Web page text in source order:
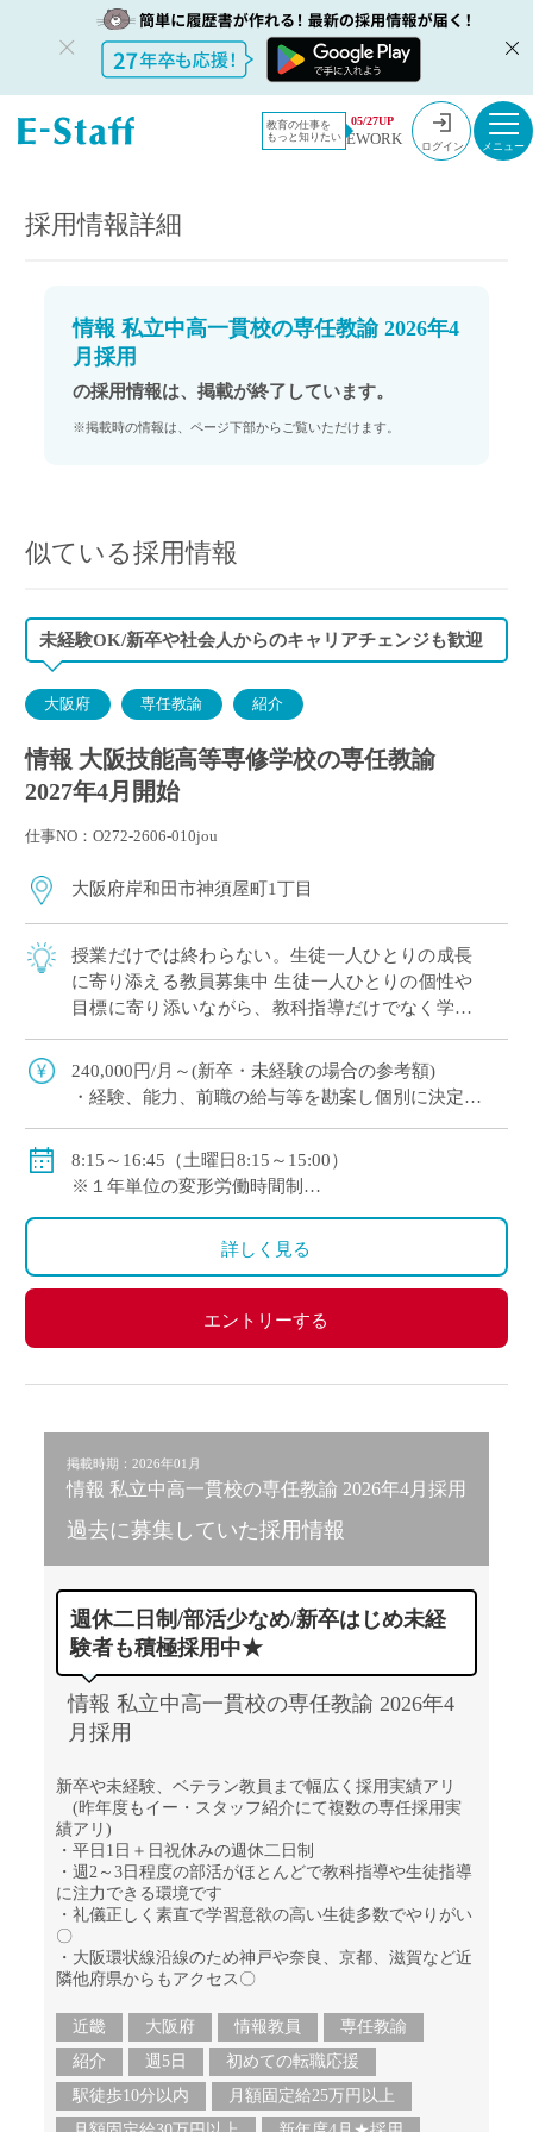
教育の仕事を
もっと知りたい
05/27UP
EWORK ログイン
教員採用情
報のイー・
採用情報
情報 私立中高一貫校の専任教諭 2026年4月採用
採用情報詳細
情報 私立中高一貫校の専任教諭 2026年4
月採用
の採用情報は、掲載が終了しています。
※掲載時の情報は、ページ下部からご覧いただけます。
似ている採用情報
未経験OK/新卒や社会人からのキャリアチェンジも歓迎
大阪府 専任教諭 紹介
情報 大阪技能高等専修学校の専任教諭
2027年4月開始
仕事NO：O272-2606-010jou
大阪府岸和田市神須屋町1丁目
授業だけでは終わらない。生徒一人ひとりの成長
に寄り添える教員募集中 生徒一人ひとりの個性や
目標に寄り添いながら、教科指導だけでなく学校
ホームルーム、進路指導、学校行事などを通 […]
240,000円/月～(新卒・未経験の場合の参考額)
・経験、能⼒、前職の給与等を勘案し個別に決定
◇手当：各種有
◇保険：私学共済、雇用保険、労災保険
8:15～16:45（土曜日8:15～15:00）
※１年単位の変形労働時間制
詳しく見る
エントリーする
掲載時期：2026年01月
情報 私立中高一貫校の専任教諭 2026年4月採用
過去に募集していた採用情報
週休二日制/部活少なめ/新卒はじめ未経
験者も積極採用中★
情報 私立中高一貫校の専任教諭 2026年4
月採用
新卒や未経験、ベテラン教員まで幅広く採用実績アリ
(昨年度もイー・スタッフ紹介にて複数の専任採用実
績アリ)
・平日1日＋日祝休みの週休二日制
・週2～3日程度の部活がほとんどで教科指導や生徒指導
に注力できる環境です
・礼儀正しく素直で学習意欲の高い生徒多数でやりがい
〇
・大阪環状線沿線のため神戸や奈良、京都、滋賀など近
隣他府県からもアクセス〇
近畿 大阪府 情報教員
専任教諭
紹介
週5日
初めての転職応援
駅徒歩10分以内
月額固定給25万円以上